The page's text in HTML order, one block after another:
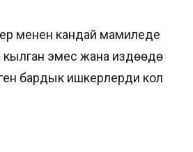
менен кандай мамиледе
эмес жана издөөдө
бардык ишкерлерди кол